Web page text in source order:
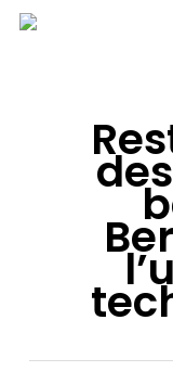
Skip